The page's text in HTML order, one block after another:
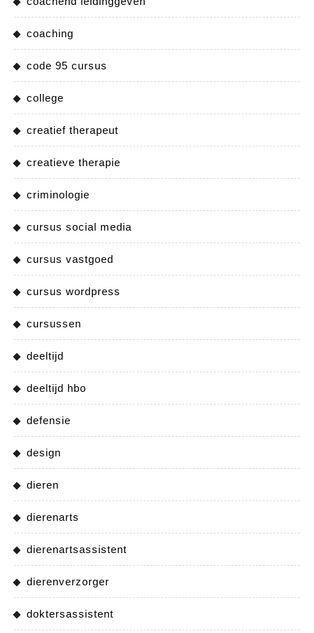
coaching
code 95 cursus
college
creatief therapeut
creatieve therapie
criminologie
cursus social media
cursus vastgoed
cursus wordpress
cursussen
deeltijd
deeltijd hbo
defensie
design
dieren
dierenarts
dierenartsassistent
dierenverzorger
doktersassistent